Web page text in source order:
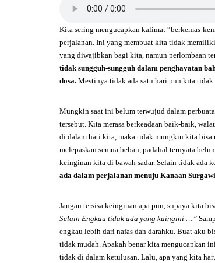
Kita sering mengucapkan kalimat “berkemas-
perjalanan. Ini yang membuat kita tidak
yang diwajibkan bagi kita, namun perlombaan
tidak sungguh-sungguh dalam penghayatan
dosa. Mestinya tidak ada satu hari pun kita tidak
Mungkin saat ini belum terwujud dalam
tersebut. Kita merasa berkeadaan baik-baik,
di dalam hati kita, maka tidak mungkin kita bisa
melepaskan semua beban, padahal ternyata
keinginan kita di bawah sadar. Selain tidak ada
ada dalam perjalanan menuju Kanaan
Jangan tersisa keinginan apa pun, supaya kita
Selain Engkau tidak ada yang kuingini …”
engkau lebih dari nafas dan darahku. Buat aku
tidak mudah. Apakah benar kita mengucapkan
tidak di dalam ketulusan. Lalu, apa yang kita